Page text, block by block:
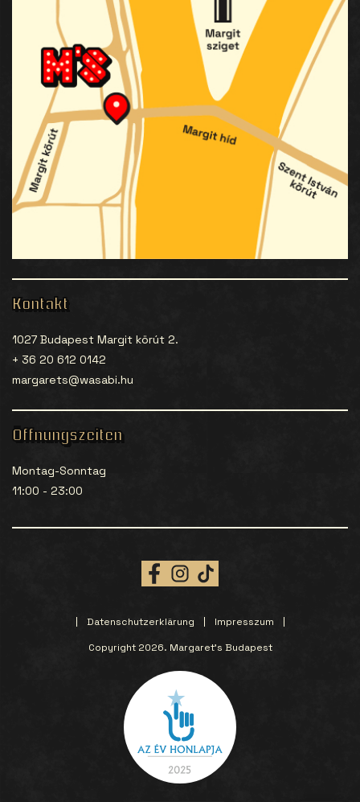
Kontakt
1027 Budapest Margit körút 2.
+ 36 20 612 0142
margarets@wasabi.hu
Öffnungszeiten
Montag-Sonntag
11:00 - 23:00
Datenschutzerklärung
Impresszum
Copyright 2026. Margaret’s Budapest